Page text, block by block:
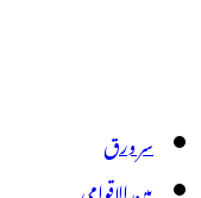
سر ورق